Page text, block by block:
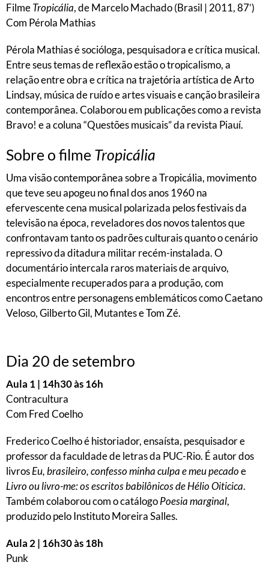
FilmeTropicália, de Marcelo Machado (Brasil | 2011, 87’)
Com Pérola Mathias
Pérola Mathias é socióloga, pesquisadora e crítica musical.
Entre seus temas de reflexão estão o tropicalismo, a
relação entre obra e crítica na trajetória artística de Arto
Lindsay, música de ruído e artes visuais e canção brasileira
contemporânea. Colaborou em publicações como a revista
Bravo! e a coluna “Questões musicais” da revista Piauí.
Sobre o filme Tropicália
Uma visão contemporânea sobre a Tropicália, movimento
que teve seu apogeu no final dos anos 1960 na
efervescente cena musical polarizada pelos festivais da
televisão na época, reveladores dos novos talentos que
confrontavam tanto os padrões culturais quanto o cenário
repressivo da ditadura militar recém-instalada. O
documentário intercala raros materiais de arquivo,
especialmente recuperados para a produção, com
encontros entre personagens emblemáticos como Caetano
Veloso, Gilberto Gil, Mutantes e Tom Zé.
Dia 20 de setembro
Aula 1 | 14h30 às 16h
Contracultura
Com Fred Coelho
Frederico Coelho é historiador, ensaísta, pesquisador e
professor da faculdade de letras da PUC-Rio. É autor dos
livrosEu, brasileiro, confesso minha culpa e meu pecadoe
Livro ou livro-me: os escritos babilônicos de Hélio Oiticica.
Também colaborou com o catálogoPoesia marginal,
produzido pelo Instituto Moreira Salles.
Aula 2 | 16h30 às 18h
Punk